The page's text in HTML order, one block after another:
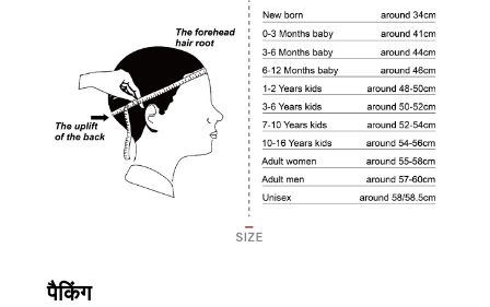
पैकिंग